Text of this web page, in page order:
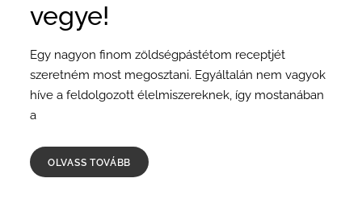
vegye!
Egy nagyon finom zöldségpástétom receptjét
szeretném most megosztani. Egyáltalán nem vagyok
híve a feldolgozott élelmiszereknek, így mostanában
a
OLVASS TOVÁBB